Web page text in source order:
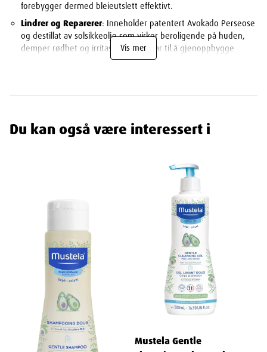
forebygger dermed bleieutslett effektivt.
Lindrer og Reparerer: Inneholder patentert Avokado Perseose
og destillat av solsikkeolje som virker beroligende på huden,
demper rødhet og irritasjon, og bidrar til å gjenoppbygge
hudens naturlige barriere.
effektivitet i bruk på babyers hud.
Fri for Alkohol og Parfyme
: Mustela, hudpleieeksperter for babyer
og mødre siden 1950, tilbyr produkter utviklet i tett samarbeid
Bruk Mustela 1 2 3 Vitamin Barrier Cream ved hvert bleieskift for
optimal beskyttelse og pleie. Påfør et tynt lag krem på babyens
rene og tørre hud i bleieområdet. Kremen er lett å påføre og
absorberes raskt uten å etterlate rester.
Mustela - Dedikert til Babyens og Mødres Hudpleie
Mustela er anerkjent for sitt omfattende utvalg av spesialtilpasset
hudpleie, utviklet for å ivareta den delikate huden hos babyer,
Vis mer
Du kan også være interessert i
Mustela Gentle